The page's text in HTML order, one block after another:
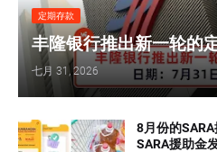
定期存款
丰隆银行推出新一轮的
七月 31, 2026
8月份的
SARA援助金